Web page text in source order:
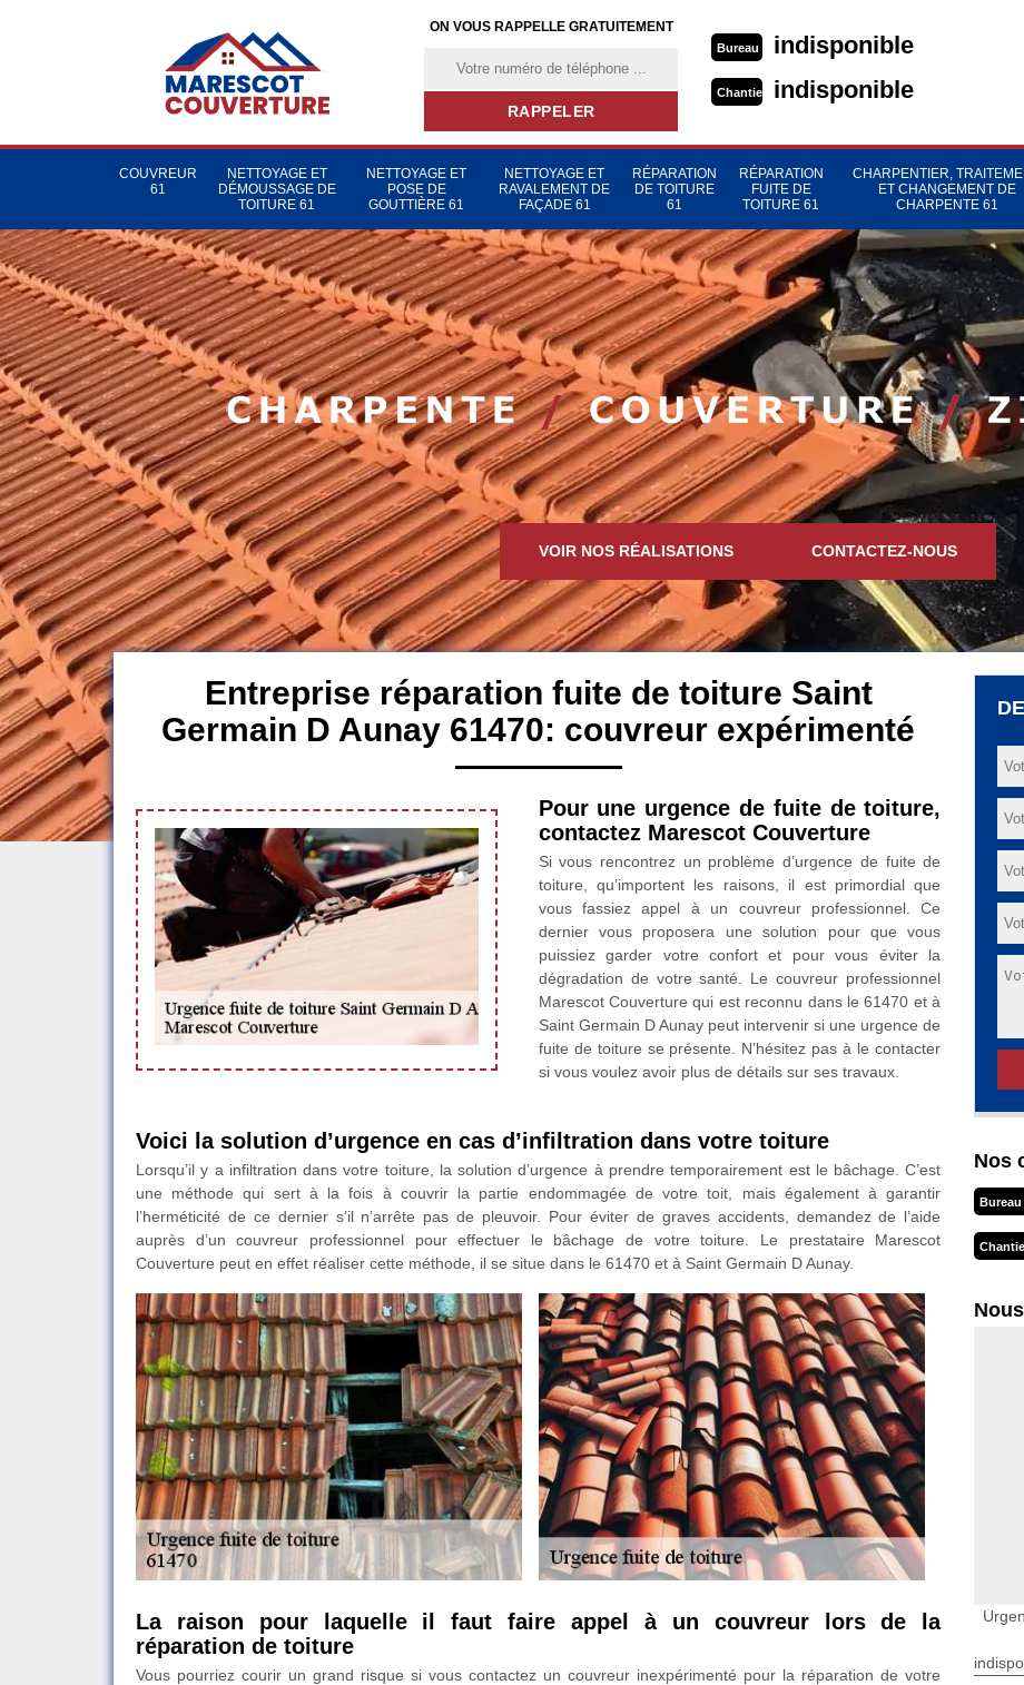
ON VOUS RAPPELLE GRATUITEMENT
Bureau indisponible
Chantier indisponible
COUVREUR
61
NETTOYAGE ET
DÉMOUSSAGE DE
TOITURE 61
NETTOYAGE ET
POSE DE
GOUTTIÈRE 61
NETTOYAGE ET
RAVALEMENT DE
FAÇADE 61
RÉPARATION
DE TOITURE
61
RÉPARATION
FUITE DE
TOITURE 61
CHARPENTIER,
ET CHANGEMENT DE
CHARPENTE 61
VOIR NOS RÉALISATIONS CONTACTEZ-NOUS
Entreprise réparation fuite de toiture Saint
Germain D Aunay 61470: couvreur expérimenté
Pour une urgence de fuite de toiture,
contactez Marescot Couverture
Si vous rencontrez un problème d’urgence de fuite de
toiture, qu’importent les raisons, il est primordial que
vous fassiez appel à un couvreur professionnel. Ce
dernier vous proposera une solution pour que vous
puissiez garder votre confort et pour vous éviter la
dégradation de votre santé. Le couvreur professionnel
Marescot Couverture qui est reconnu dans le 61470 et à
Saint Germain D Aunay peut intervenir si une urgence de
fuite de toiture se présente. N’hésitez pas à le contacter
si vous voulez avoir plus de détails sur ses travaux.
Voici la solution d’urgence en cas d’infiltration dans votre toiture
Lorsqu’il y a infiltration dans votre toiture, la solution d’urgence à prendre temporairement est le bâchage. C’est
une méthode qui sert à la fois à couvrir la partie endommagée de votre toit, mais également à garantir
l’herméticité de ce dernier s’il n’arrête pas de pleuvoir. Pour éviter de graves accidents, demandez de l’aide
auprès d’un couvreur professionnel pour effectuer le bâchage de votre toiture. Le prestataire Marescot
Couverture peut en effet réaliser cette méthode, il se situe dans le 61470 et à Saint Germain D Aunay.
La raison pour laquelle il faut faire appel à un couvreur lors de la
réparation de toiture
Vous pourriez courir un grand risque si vous contactez un couvreur inexpérimenté pour la réparation de votre
Nos
Bureau